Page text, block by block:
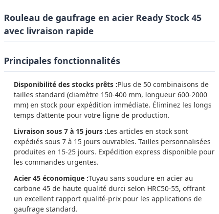
Rouleau de gaufrage en acier Ready Stock 45
avec livraison rapide
Principales fonctionnalités
Disponibilité des stocks prêts :Plus de 50 combinaisons de
tailles standard (diamètre 150-400 mm, longueur 600-2000
mm) en stock pour expédition immédiate. Éliminez les longs
temps d’attente pour votre ligne de production.
Livraison sous 7 à 15 jours :Les articles en stock sont
expédiés sous 7 à 15 jours ouvrables. Tailles personnalisées
produites en 15-25 jours. Expédition express disponible pour
les commandes urgentes.
Acier 45 économique :Tuyau sans soudure en acier au
carbone 45 de haute qualité durci selon HRC50-55, offrant
un excellent rapport qualité-prix pour les applications de
gaufrage standard.